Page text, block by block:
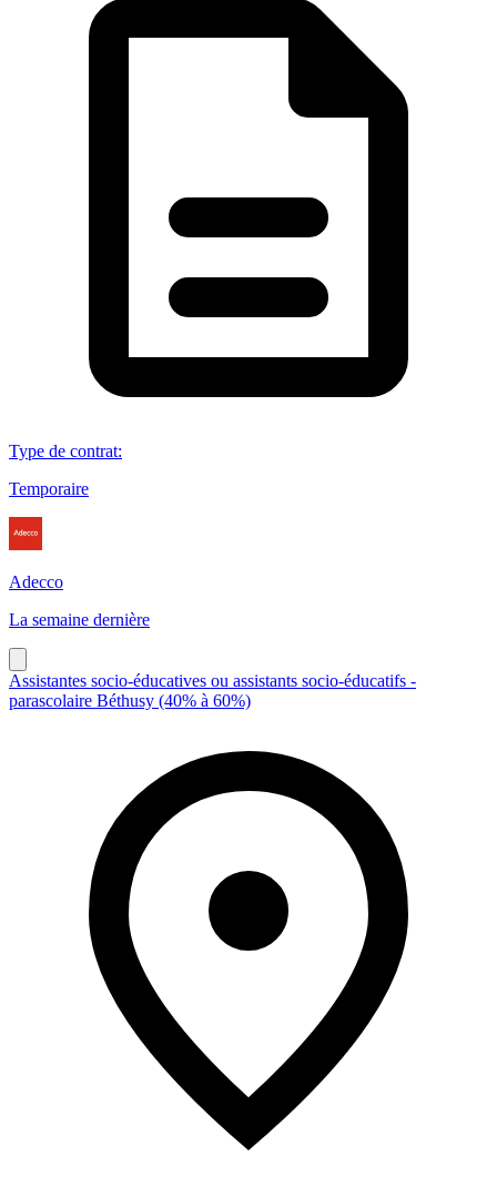
Type de contrat:
Temporaire
Adecco
La semaine dernière
Assistantes socio-éducatives ou assistants socio-éducatifs -
parascolaire Béthusy (40% à 60%)